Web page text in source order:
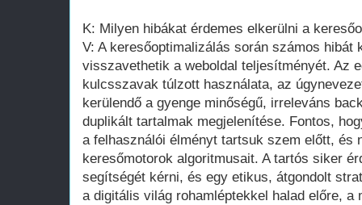
K: Milyen hibákat érdemes elkerülni a
V: A keresőoptimalizálás során számos hibát
visszavethetik a weboldal teljesítményét. Az
kulcsszavak túlzott használata, az
kerülendő a gyenge minőségű, irreleváns
duplikált tartalmak megjelenítése. Fontos,
a felhasználói élményt tartsuk szem előtt, és
keresőmotorok algoritmusait. A tartós siker
segítségét kérni, és egy etikus, átgondolt
a digitális világ rohamléptekkel halad előre, a